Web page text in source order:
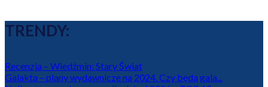
TRENDY:
Recenzja – Wiedźmin: Stary Świat
Galakta – plany wydawnicze na 2024. Czy będą gala...